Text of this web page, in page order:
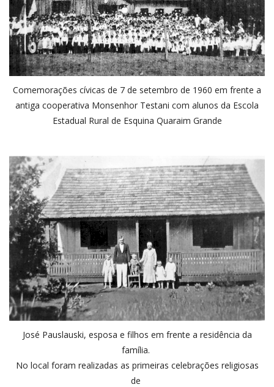
Comemorações cívicas de 7 de setembro de 1960 em frente a
antiga cooperativa Monsenhor Testani com alunos da Escola
Estadual Rural de Esquina Quaraim Grande
José Pauslauski, esposa e filhos em frente a residência da
família.
No local foram realizadas as primeiras celebrações religiosas
de